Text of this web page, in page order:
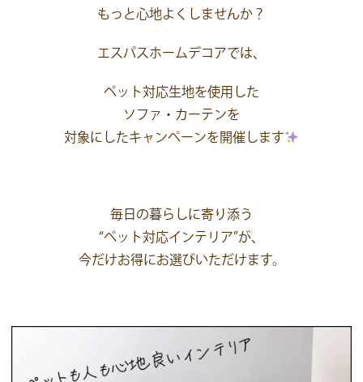
もっと心地よくしませんか？
エスパスホームデコアでは、
ペット対応生地を使用した
ソファ・カーテンを
対象にしたキャンペーンを開催します
毎日の暮らしに寄り添う
“ペット対応インテリア”が、
今だけお得にお選びいただけます。